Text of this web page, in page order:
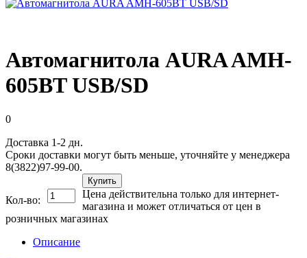
Автомагнитола AURA AMH-
605BT USB/SD
0
Доставка 1-2 дн.
Сроки доставки могут быть меньше, уточняйте у менеджера
8(3822)97-99-00.
Кол-во:
Купить
Цена действительна только для интернет-
магазина и может отличаться от цен в
розничных магазинах
Описание